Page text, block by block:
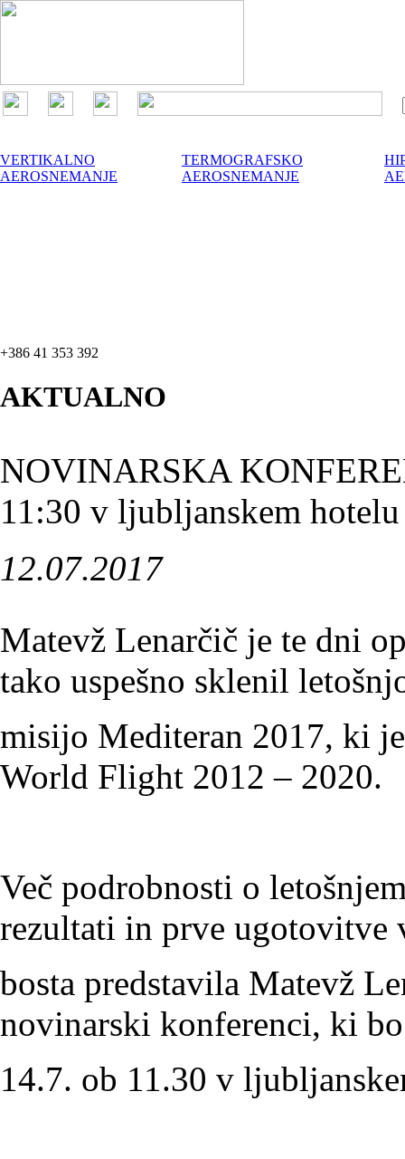
VERTIKALNO
AEROSNEMANJE
TERMOGRAFSKO
AEROSNEMANJE
+386 41 353 392
AKTUALNO
NOVINARSKA
11:30 v ljubljanskem
12.07.2017
Matevž Lenarčič je te dni
tako uspešno sklenil
misijo Mediteran 2017, ki
World Flight 2012 – 2020.
Več podrobnosti o
rezultati in prve ugotovitve
bosta predstavila Matevž
novinarski konferenci, ki
14.7. ob 11.30 v